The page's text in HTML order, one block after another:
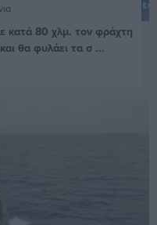
κατά 80 χλμ. τον φράχτη
θα φυλάει τα σ ...